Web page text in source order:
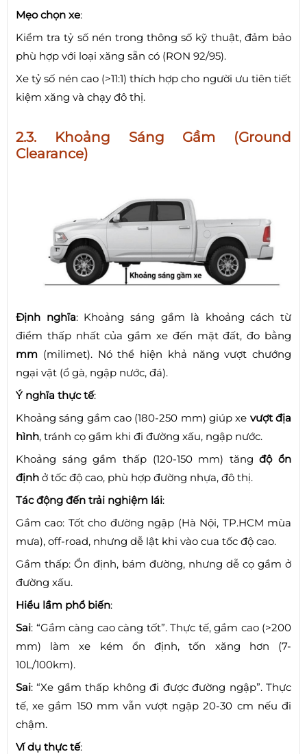
Mẹo chọn xe:
Kiểm tra tỷ số nén trong thông số kỹ thuật, đảm bảo
phù hợp với loại xăng sẵn có (RON 92/95).
Xe tỷ số nén cao (>11:1) thích hợp cho người ưu tiên tiết
kiệm xăng và chạy đô thị.
2.3. Khoảng Sáng Gầm (Ground
Clearance)
Định nghĩa: Khoảng sáng gầm là khoảng cách từ
điểm thấp nhất của gầm xe đến mặt đất, đo bằng
mm (milimet). Nó thể hiện khả năng vượt chướng
ngại vật (ổ gà, ngập nước, đá).
Ý nghĩa thực tế:
Khoảng sáng gầm cao (180-250 mm) giúp xe vượt địa
hình, tránh cọ gầm khi đi đường xấu, ngập nước.
Khoảng sáng gầm thấp (120-150 mm) tăngđộ ổn
định ở tốc độ cao, phù hợp đường nhựa, đô thị.
Tác động đến trải nghiệm lái:
Gầm cao: Tốt cho đường ngập (Hà Nội, TP.HCM mùa
mưa), off-road, nhưng dễ lật khi vào cua tốc độ cao.
Gầm thấp: Ổn định, bám đường, nhưng dễ cọ gầm ở
đường xấu.
Hiểu lầm phổ biến:
Sai: “Gầm càng cao càng tốt”. Thực tế, gầm cao (>200
mm) làm xe kém ổn định, tốn xăng hơn (7-
10L/100km).
Sai: “Xe gầm thấp không đi được đường ngập”. Thực
tế, xe gầm 150 mm vẫn vượt ngập 20-30 cm nếu đi
chậm.
Ví dụ thực tế: